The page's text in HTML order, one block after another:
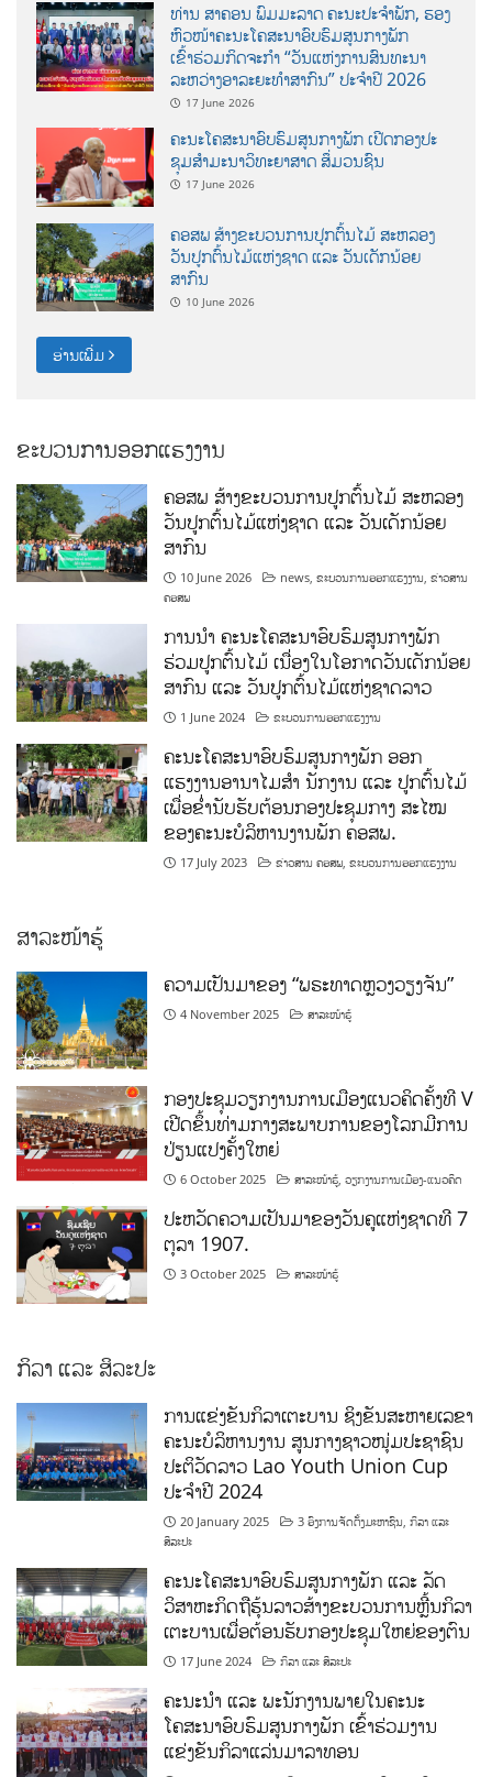
ທ່ານ ສາຄອນ ພົມມະລາດ ຄະນະປະຈໍາພັກ, ຮອງ
ຫົວໜ້າຄະນະໂຄສະນາອົບຮົມສູນກາງພັກ
ເຂົ້າຮ່ວມກິດຈະກຳ “ວັນແຫ່ງການສົນທະນາ
ລະຫວ່າງອາລະຍະທຳສາກົນ” ປະຈຳປີ 2026
17 June 2026
ຄະນະໂຄສະນາອົບຮົມສູນກາງພັກ ເປີດກອງປະ
ຊຸມສຳມະນາວິທະຍາສາດ ສຶ່ມວນຊົນ
17 June 2026
ຄອສພ ສ້າງຂະບວນການປູກຕົ້ນໄມ້ ສະຫລອງ
ວັນປູກຕົ້ນໄມ້ແຫ່ງຊາດ ແລະ ວັນເດັກນ້ອຍ
ສາກົນ
10 June 2026
ອ່ານເພີ່ມ
ຂະບວນການອອກແຮງງານ
ຄອສພ ສ້າງຂະບວນການປູກຕົ້ນໄມ້ ສະຫລອງ
ວັນປູກຕົ້ນໄມ້ແຫ່ງຊາດ ແລະ ວັນເດັກນ້ອຍ
ສາກົນ
10 June 2026 news ,ຂະບວນການອອກແຮງງານ ,ຂ່າວສານ
ຄອສພ
ການນໍາ ຄະນະໂຄສະນາອົບຮົມສູນກາງພັກ
ຮ່ວມປູກຕົ້ນໄມ້ ເນື່ອງໃນໂອກາດວັນເດັກນ້ອຍ
ສາກົນ ແລະ ວັນປູກຕົ້ນໄມ້ແຫ່ງຊາດລາວ
1 June 2024 ຂະບວນການອອກແຮງງານ
ຄະນະໂຄສະນາອົບຮົມສູນກາງພັກ ອອກ
ແຮງງານອານາໄມສໍາ ນັກງານ ແລະ ປູກຕົ້ນໄມ້
ເພື່ອຂໍ່ານັບຮັບຕ້ອນກອງປະຊຸມກາງ ສະໄໝ
ຂອງຄະນະບໍລິຫານງານພັກ ຄອສພ.
17 July 2023 ຂ່າວສານ ຄອສພ ,ຂະບວນການອອກແຮງງານ
ສາລະໜ້າຮູ້
ຄວາມເປັນມາຂອງ “ພຣະທາດຫຼວງວຽງຈັນ”
4 November 2025 ສາລະໜ້າຮູ້
ກອງປະຊຸມວຽກງານການເມືອງແນວຄິດຄັ້ງທີ V
ເປີດຂຶ້ນທ່າມກາງສະພາບການຂອງໂລກມີການ
ປ່ຽນແປງຄັ້ງໃຫຍ່
6 October 2025 ສາລະໜ້າຮູ້ ,ວຽກງານການເມືອງ-ແນວຄິດ
ປະຫວັດຄວາມເປັນມາຂອງວັນຄູແຫ່ງຊາດທີ 7
ຕຸລາ 1907.
3 October 2025 ສາລະໜ້າຮູ້
ກິລາ ແລະ ສິລະປະ
ການແຂ່ງຂັນກິລາເຕະບານ ຊິງຂັນສະຫາຍເລຂາ
ຄະນະບໍລິຫານງານ ສູນກາງຊາວໜຸ່ມປະຊາຊົນ
ປະຕິວັດລາວ Lao Youth Union Cup
ປະຈຳປີ 2024
20 January 2025 3 ອົງການຈັດຕັ້ງມະຫາຊົນ,ກິລາ ແລະ
ສິລະປະ
ຄະນະໂຄສະນາອົບຮົມສູນກາງພັກ ແລະ ລັດ
ວິສາຫະກິດຖືຮຸ້ນລາວສ້າງຂະບວນການຫຼີ້ນກິລາ
ເຕະບານເພື່ອຕ້ອນຮັບກອງປະຊຸມໃຫຍ່ຂອງຕົນ
17 June 2024 ກິລາ ແລະ ສິລະປະ
ຄະນະນຳ ແລະ ພະນັກງານພາຍໃນຄະນະ
ໂຄສະນາອົບຮົມສູນກາງພັກ ເຂົ້າຮ່ວມງານ
ແຂ່ງຂັນກິລາແລ່ນມາລາທອນ